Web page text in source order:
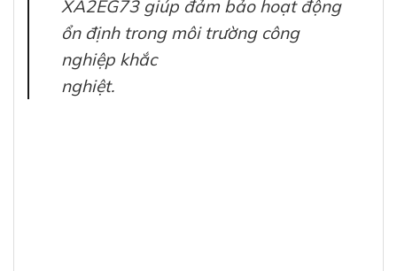
XA2EG73 giúp đảm bảo hoạt động
ổn định trong môi trường công
nghiệp khắc
nghiệt.